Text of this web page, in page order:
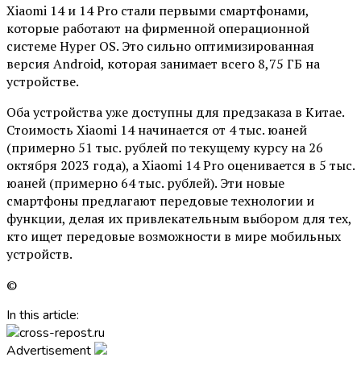
Xiaomi 14 и 14 Pro стали первыми смартфонами,
которые работают на фирменной операционной
системе Hyper OS. Это сильно оптимизированная
версия Android, которая занимает всего 8,75 ГБ на
устройстве.
Оба устройства уже доступны для предзаказа в Китае.
Стоимость Xiaomi 14 начинается от 4 тыс. юаней
(примерно 51 тыс. рублей по текущему курсу на 26
октября 2023 года), а Xiaomi 14 Pro оценивается в 5 тыс.
юаней (примерно 64 тыс. рублей). Эти новые
смартфоны предлагают передовые технологии и
функции, делая их привлекательным выбором для тех,
кто ищет передовые возможности в мире мобильных
устройств.
©
In this article:
Advertisement